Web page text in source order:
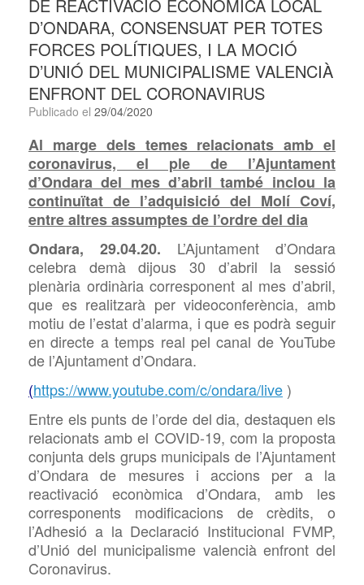
DE REACTIVACIÓ ECONÒMICA LOCAL
D’ONDARA, CONSENSUAT PER TOTES
FORCES POLÍTIQUES, I LA MOCIÓ
D’UNIÓ DEL MUNICIPALISME VALENCIÀ
ENFRONT DEL CORONAVIRUS
Publicado el 29/04/2020
Al marge dels temes relacionats amb el
coronavirus, el ple de l’Ajuntament
d’Ondara del mes d’abril també inclou la
continuïtat de l’adquisició del Molí Coví,
entre altres assumptes de l’ordre del dia
Ondara, 29.04.20. L’Ajuntament d’Ondara
celebra demà dijous 30 d’abril la sessió
plenària ordinària corresponent al mes d’abril,
que es realitzarà per videoconferència, amb
motiu de l’estat d’alarma, i que es podrà seguir
en directe a temps real pel canal de YouTube
de l’Ajuntament d’Ondara.
(https://www.youtube.com/c/ondara/live )
Entre els punts de l’orde del dia, destaquen els
relacionats amb el COVID-19, com la proposta
conjunta dels grups municipals de l’Ajuntament
d’Ondara de mesures i accions per a la
reactivació econòmica d’Ondara, amb les
corresponents modificacions de crèdits, o
l’Adhesió a la Declaració Institucional FVMP,
d’Unió del municipalisme valencià enfront del
Coronavirus.